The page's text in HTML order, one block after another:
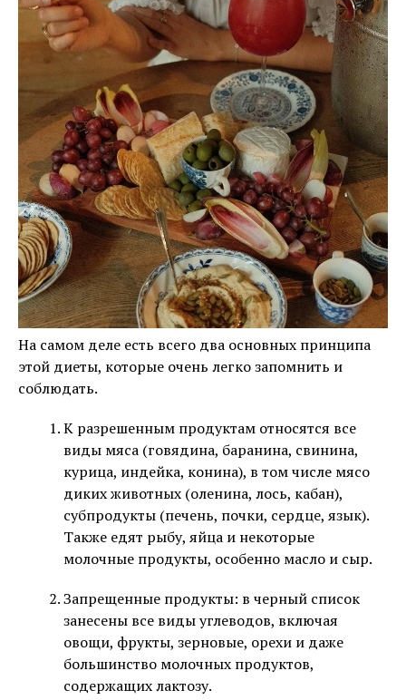
На самом деле есть всего два основных принципа
этой диеты, которые очень легко запомнить и
соблюдать.
К разрешенным продуктам относятся все
виды мяса (говядина, баранина, свинина,
курица, индейка, конина), в том числе мясо
диких животных (оленина, лось, кабан),
субпродукты (печень, почки, сердце, язык).
Также едят рыбу, яйца и некоторые
молочные продукты, особенно масло и сыр.
Запрещенные продукты: в черный список
занесены все виды углеводов, включая
овощи, фрукты, зерновые, орехи и даже
большинство молочных продуктов,
содержащих лактозу.